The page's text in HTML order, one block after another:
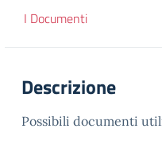
I Documenti
Descrizione
Possibili documenti